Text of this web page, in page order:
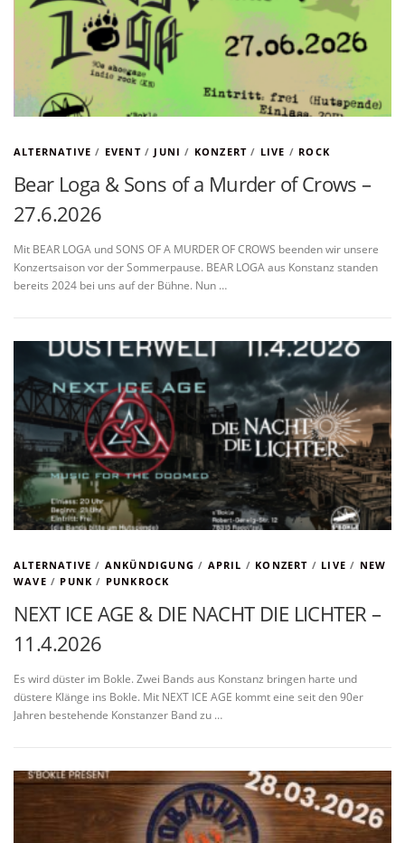
ALTERNATIVE / EVENT/ JUNI / KONZERT / LIVE / ROCK
Bear Loga & Sons of a Murder of Crows –
27.6.2026
Mit BEAR LOGA und SONS OF A MURDER OF CROWS beenden wir unsere
Konzertsaison vor der Sommerpause. BEAR LOGA aus Konstanz standen
bereits 2024 bei uns auf der Bühne. Nun …
ALTERNATIVE / ANKÜNDIGUNG / APRIL / KONZERT / LIVE / NEW
WAVE / PUNK / PUNKROCK
NEXT ICE AGE & DIE NACHT DIE LICHTER –
11.4.2026
Es wird düster im Bokle. Zwei Bands aus Konstanz bringen harte und
düstere Klänge ins Bokle. Mit NEXT ICE AGE kommt eine seit den 90er
Jahren bestehende Konstanzer Band zu …